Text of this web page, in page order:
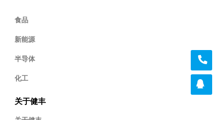
食品
新能源
半导体
化工
关于健丰